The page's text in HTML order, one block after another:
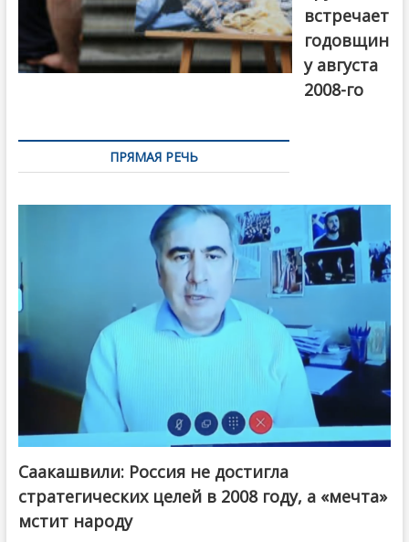
встречает
годовщин
у августа
2008-го
ПРЯМАЯ РЕЧЬ
Саакашвили: Россия не достигла
стратегических целей в 2008 году, а «мечта»
мстит народу